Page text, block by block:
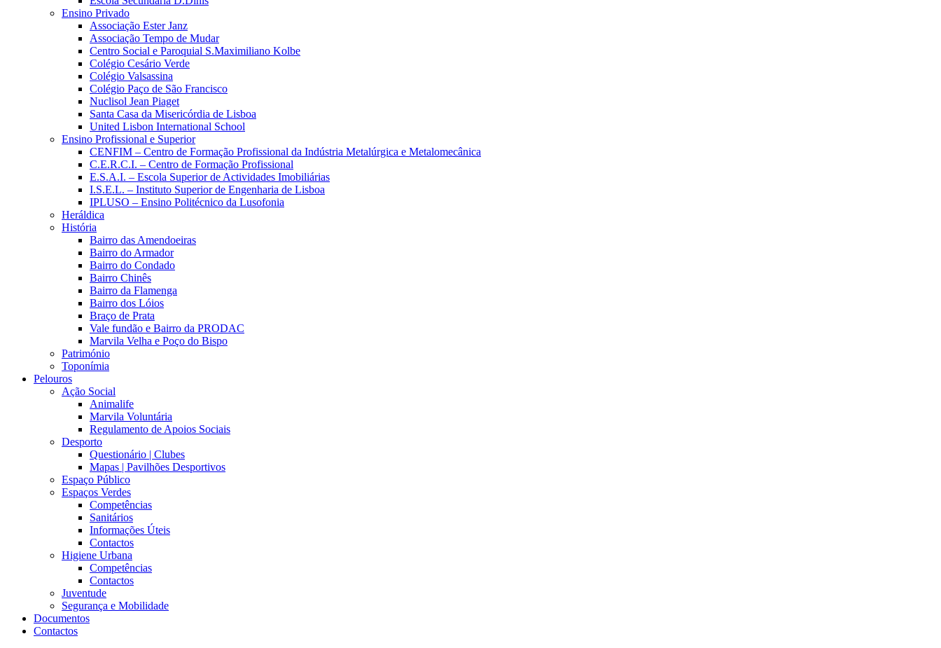
Ensino Privado
Associação Ester Janz
Associação Tempo de Mudar
Centro Social e Paroquial S.Maximiliano Kolbe
Colégio Cesário Verde
Colégio Valsassina
Colégio Paço de São Francisco
Nuclisol Jean Piaget
Santa Casa da Misericórdia de Lisboa
United Lisbon International School
Ensino Profissional e Superior
CENFIM – Centro de Formação Profissional da Indústria Metalúrgica e Metalomecânica
C.E.R.C.I. – Centro de Formação Profissional
E.S.A.I. – Escola Superior de Actividades Imobiliárias
I.S.E.L. – Instituto Superior de Engenharia de Lisboa
IPLUSO – Ensino Politécnico da Lusofonia
Heráldica
História
Bairro das Amendoeiras
Bairro do Armador
Bairro do Condado
Bairro Chinês
Bairro da Flamenga
Bairro dos Lóios
Braço de Prata
Vale fundão e Bairro da PRODAC
Marvila Velha e Poço do Bispo
Património
Toponímia
Pelouros
Ação Social
Animalife
Marvila Voluntária
Regulamento de Apoios Sociais
Desporto
Questionário | Clubes
Mapas | Pavilhões Desportivos
Espaço Público
Espaços Verdes
Competências
Sanitários
Informações Úteis
Contactos
Higiene Urbana
Competências
Contactos
Juventude
Segurança e Mobilidade
Documentos
Contactos